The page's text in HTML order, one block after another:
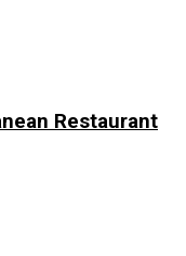
Restaurant